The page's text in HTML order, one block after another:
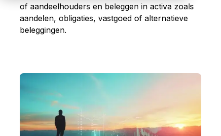
of aandeelhouders en beleggen in activa zoals
aandelen, obligaties, vastgoed of alternatieve
beleggingen.